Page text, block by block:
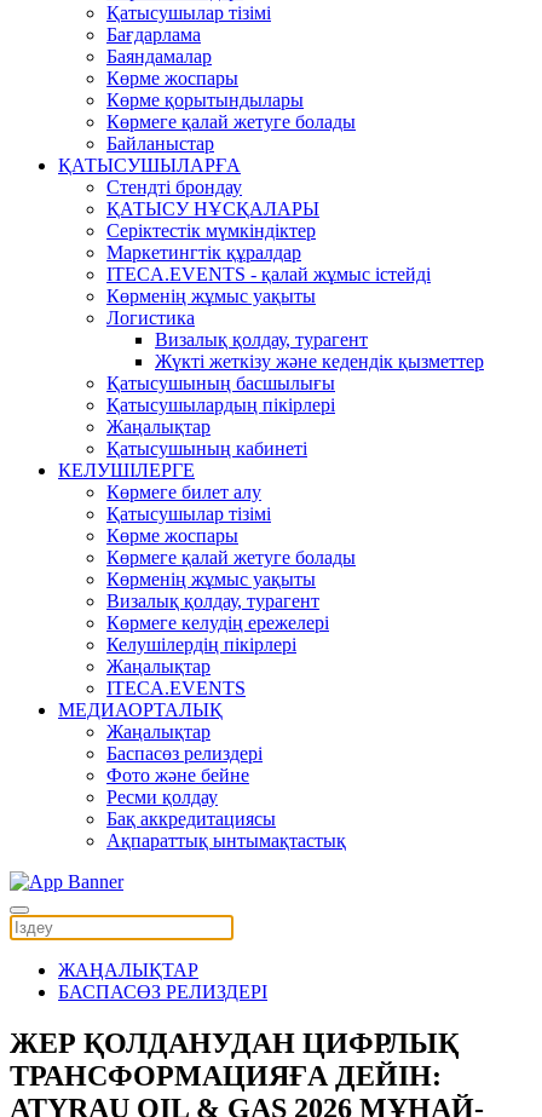
Қатысушылар тізімі
Бағдарлама
Баяндамалар
Көрме жоспары
Көрме қорытындылары
Көрмеге қалай жетуге болады
Байланыстар
ҚАТЫСУШЫЛАРҒА
Стендті брондау
ҚАТЫСУ НҰСҚАЛАРЫ
Серіктестік мүмкіндіктер
Маркетингтік құралдар
ITECA.EVENTS - қалай жұмыс істейді
Көрменің жұмыс уақыты
Логистика
Визалық қолдау, турагент
Жүкті жеткізу және кедендік қызметтер
Қатысушының басшылығы
Қатысушылардың пікірлері
Жаңалықтар
Қатысушының кабинеті
КЕЛУШІЛЕРГЕ
Көрмеге билет алу
Қатысушылар тізімі
Көрме жоспары
Көрмеге қалай жетуге болады
Көрменің жұмыс уақыты
Визалық қолдау, турагент
Көрмеге келудің ережелері
Келушілердің пікірлері
Жаңалықтар
ITECA.EVENTS
МЕДИАОРТАЛЫҚ
Жаңалықтар
Баспасөз релиздері
Фото және бейне
Ресми қолдау
Бақ аккредитациясы
Ақпараттық ынтымақтастық
ЖАҢАЛЫҚТАР
БАСПАСӨЗ РЕЛИЗДЕРІ
ЖЕР ҚОЛДАНУДАН ЦИФРЛЫҚ
ТРАНСФОРМАЦИЯҒА ДЕЙІН:
ATYRAU OIL & GAS 2026 МҰНАЙ-